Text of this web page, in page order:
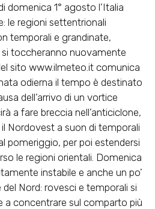
domenica 1° agosto l’Italia
le regioni settentrionali
temporali e grandinate,
si toccheranno nuovamente
sito www.ilmeteo.it comunica
odierna il tempo è destinato
dell’arrivo di un vortice
a fare breccia nell’anticiclone,
Nordovest a suon di temporali
pomeriggio, per poi estendersi
le regioni orientali. Domenica
instabile e anche un po’
Nord: rovesci e temporali si
a concentrare sul comparto più